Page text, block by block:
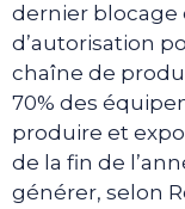
dernier blocage
d’autorisation
chaîne de
70% des
produire et
de la fin de
générer, selon